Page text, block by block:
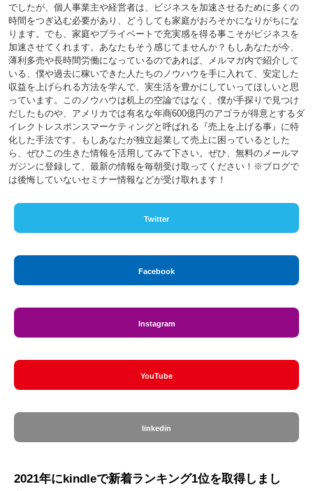
でしたが、個人事業主や経営者は、ビジネスを加速させるために多くの
時間をつぎ込む必要があり、どうしても家庭がおろそかになりがちにな
ります。でも、家庭やプライベートで充実感を得る事こそがビジネスを
加速させてくれます。あなたもそう感じてませんか？もしあなたが今、
薄利多売や長時間労働になっているのであれば、メルマガ内で紹介して
いる、僕や過去に稼いできた人たちのノウハウを手に入れて、安定した
収益を上げられる方法を学んで、実生活を豊かにしていってほしいと思
っています。このノウハウは机上の空論ではなく、僕が手探りで見つけ
だしたものや、アメリカでは有名な年商600億円のアゴラが得意とするダ
イレクトレスポンスマーケティングと呼ばれる『売上を上げる事』に特
化した手法です。もしあなたが独立起業して売上に困っているとした
ら、ぜひこの生きた情報を活用してみて下さい。ぜひ、無料のメールマ
ガジンに登録して、最新の情報を毎朝受け取ってください！※ブログで
は後悔していないセミナー情報などが受け取れます！
Twitter
Facebook
Instagram
YouTube
linkedin
2021年にkindleで新着ランキング1位を取得しまし